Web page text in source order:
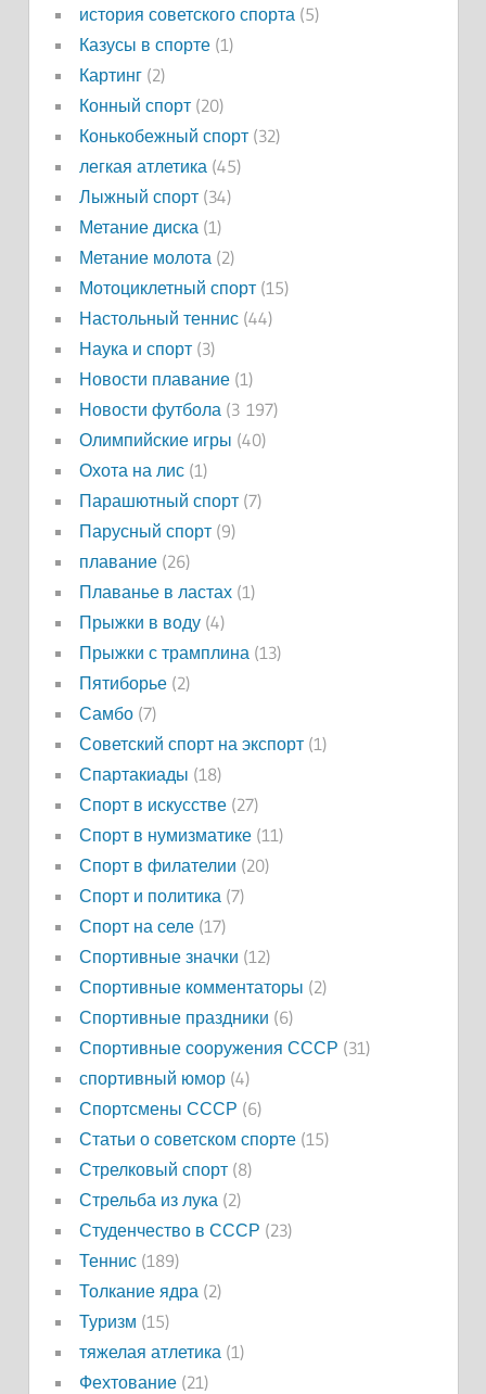
история советского спорта(5)
Казусы в спорте(1)
Картинг(2)
Конный спорт(20)
Конькобежный спорт(32)
легкая атлетика(45)
Лыжный спорт(34)
Метание диска(1)
Метание молота(2)
Мотоциклетный спорт(15)
Настольный теннис(44)
Наука и спорт(3)
Новости плавание(1)
Новости футбола(3 197)
Олимпийские игры (40)
Охота на лис(1)
Парашютный спорт(7)
Парусный спорт(9)
плавание(26)
Плаванье в ластах(1)
Прыжки в воду(4)
Прыжки с трамплина(13)
Пятиборье(2)
Самбо(7)
Советский спорт на экспорт(1)
Спартакиады (18)
Спорт в искусстве(27)
Спорт в нумизматике(11)
Спорт в филателии (20)
Спорт и политика(7)
Спорт на селе(17)
Спортивные значки (12)
Спортивные комментаторы (2)
Спортивные праздники (6)
Спортивные сооружения СССР (31)
спортивный юмор(4)
Спортсмены СССР (6)
Статьи о советском спорте(15)
Стрелковый спорт(8)
Стрельба из лука(2)
Студенчество в СССР (23)
Теннис(189)
Толкание ядра(2)
Туризм (15)
тяжелая атлетика(1)
Фехтование(21)